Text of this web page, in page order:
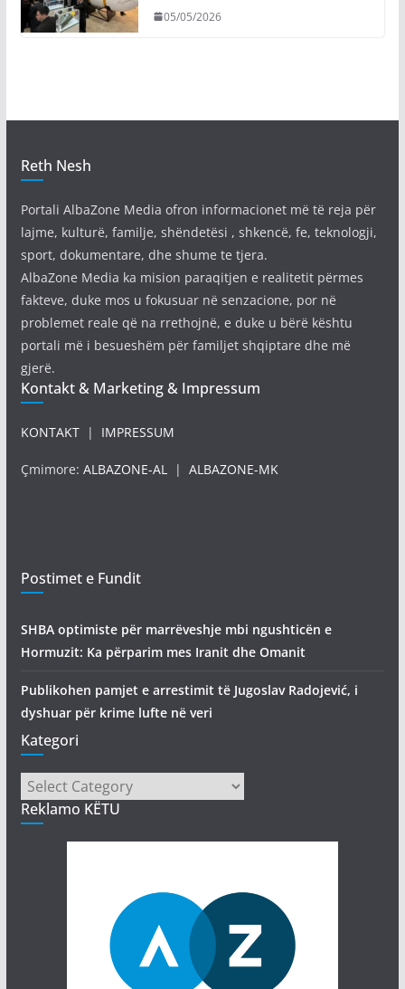
05/05/2026
Reth Nesh
Portali AlbaZone Media ofron informacionet më të reja për
lajme, kulturë, familje, shëndetësi , shkencë, fe, teknologji,
sport, dokumentare, dhe shume te tjera.
AlbaZone Media ka mision paraqitjen e realitetit përmes
fakteve, duke mos u fokusuar në senzacione, por në
problemet reale që na rrethojnë, e duke u bërë kështu
portali më i besueshëm për familjet shqiptare dhe më
gjerë.
Kontakt & Marketing & Impressum
KONTAKT| IMPRESSUM
Çmimore: ALBAZONE-AL | ALBAZONE-MK
Postimet e Fundit
SHBA optimiste për marrëveshje mbi ngushticën e
Hormuzit: Ka përparim mes Iranit dhe Omanit
Publikohen pamjet e arrestimit të Jugoslav Radojević, i
dyshuar për krime lufte në veri
Kategori
Kategori
Reklamo KËTU